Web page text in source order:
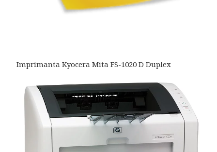
Imprimanta Kyocera Mita FS-1020 D Duplex